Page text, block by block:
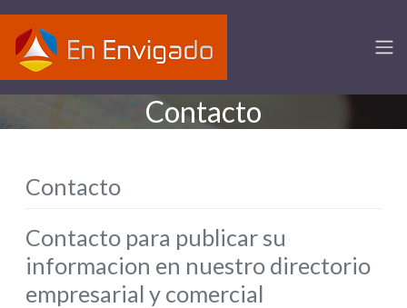
Contacto
Contacto
Contacto para publicar su
informacion en nuestro directorio
empresarial y comercial